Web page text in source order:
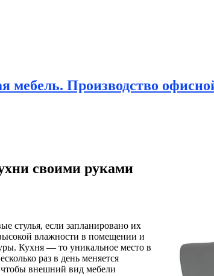
мебель. Производство
своими руками
стулья, если запланировано их
влажности в помещении и
Кухня — то уникальное место в
раз в день меняется
чтобы внешний вид мебели